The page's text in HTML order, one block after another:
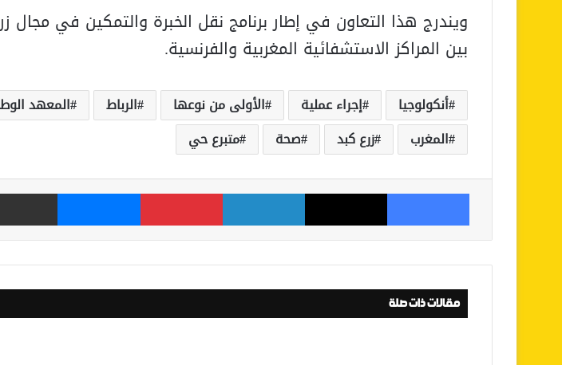
ويندرج هذا التعاون في إطار برنامج نقل الخبرة والتمكين في مجال
بين المراكز الاستشفائية المغربية والفرنسية.
أنكولوجيا إجراء عملية الأولى من نوعها الرباط
المعهد
المغرب
زرع كبد صحة متبرع حي
فيسبوك ‫X لينكدإن بينتيريست ماسنجر
مقالات ذات صلة